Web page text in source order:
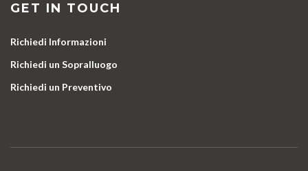
GET IN TOUCH
Richiedi Informazioni
Richiedi un Sopralluogo
Richiedi un Preventivo